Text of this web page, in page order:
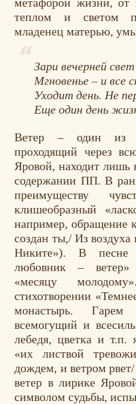
теплом и светом
младенец матерью,
Зари вечерней
Мгновенье – и все
Уходит день. Не
Еще один день
Ветер – один из
проходящий через
Яровой, находит лишь
содержании ПП. В
преимуществу
клишеобразный
например, обращение
создан ты,/ Из
Никите»). В
любовник – ветер»
«месяцу
стихотворении
монастырь.
всемогущий и
лебедя, цветка и т.п.
«их листвой
дождем, и ветром
ветер в лирике
символом судьбы,